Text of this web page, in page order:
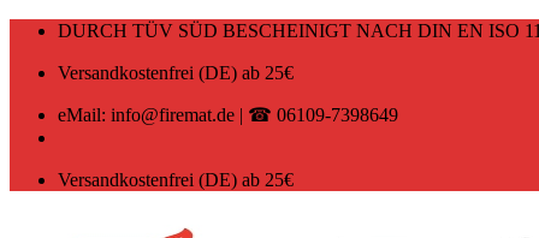
Zum
springen
DURCH TÜV SÜD BESCHEINIGT NACH DIN EN ISO
Versandkostenfrei (DE) ab 25€
eMail: info@firemat.de | ☎ 06109-7398649
Versandkostenfrei (DE) ab 25€